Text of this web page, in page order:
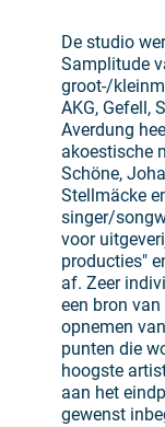
De studio
Samplitude
groot-/
AKG, Gefell,
Averdung
akoestische
Schöne,
Stellmäcke
singer/
voor
producties"
af. Zeer
een bron van
opnemen
punten die
hoogste
aan het
gewenst